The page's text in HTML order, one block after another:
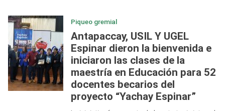
Piqueo gremial
Antapaccay, USIL Y UGEL
Espinar dieron la bienvenida e
iniciaron las clases de la
maestría en Educación para 52
docentes becarios del
proyecto “Yachay Espinar”